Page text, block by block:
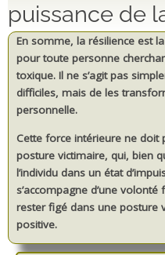
puissance de
En somme, la résilience est
pour toute personne
toxique. Il ne s’agit pas
difficiles, mais de les
personnelle.
Cette force intérieure ne doit
posture victimaire, qui, bien
l’individu dans un état
s’accompagne d’une
rester figé dans une posture
positive.